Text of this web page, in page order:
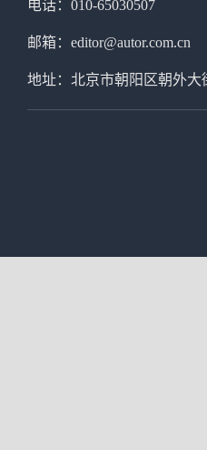
电话：010-65030507
邮箱：editor@autor.com.cn
地址：北京市朝阳区朝外大